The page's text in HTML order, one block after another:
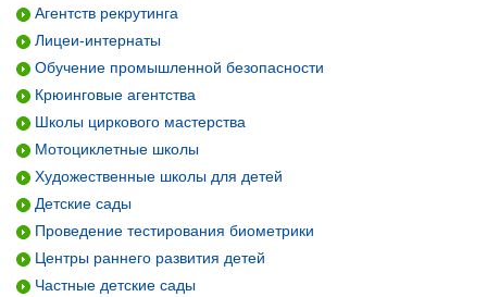
Агентств рекрутинга
Лицеи-интернаты
Обучение промышленной безопасности
Крюинговые агентства
Школы циркового мастерства
Мотоциклетные школы
Художественные школы для детей
Детские сады
Проведение тестирования биометрики
Центры раннего развития детей
Частные детские сады